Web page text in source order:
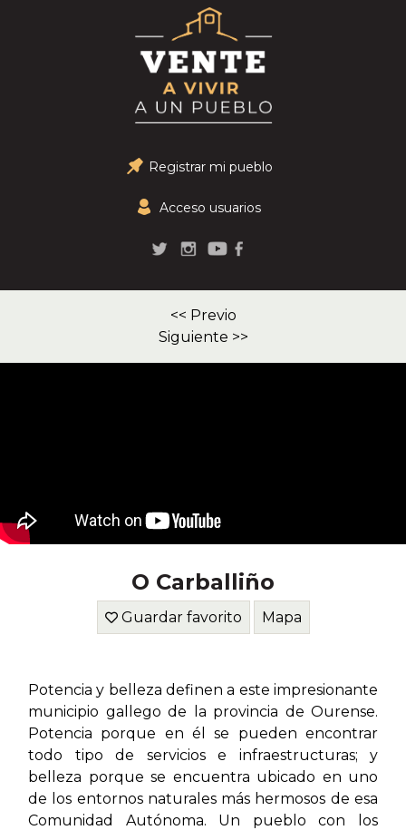
Registrar mi pueblo
Acceso usuarios
<< Previo
Siguiente >>
O Carballiño
Guardar favorito Mapa
Potencia y belleza definen a este impresionante
municipio gallego de la provincia de Ourense.
Potencia porque en él se pueden encontrar
todo tipo de servicios e infraestructuras; y
belleza porque se encuentra ubicado en uno
de los entornos naturales más hermosos de esa
Comunidad Autónoma. Un pueblo con los